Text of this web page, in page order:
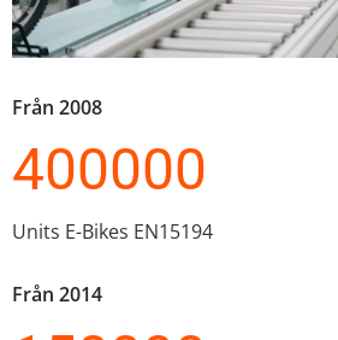
Från 2008
400000
Units E-Bikes EN15194
Från 2014